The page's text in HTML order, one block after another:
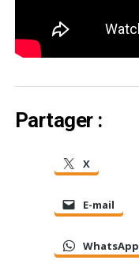
Partager :
X
E-mail
WhatsApp